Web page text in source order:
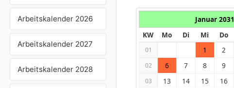
Arbeitskalender 2026
Arbeitskalender 2027
Arbeitskalender 2028
Januar 2031
KW
Mo Di Mi Do
01 1 2
02 6 7 8 9
03 13 14 15 16